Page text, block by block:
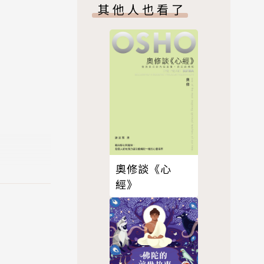
質。隨
戰。
與考
的提
台灣這
其他人也看了
奧修談《心
經》